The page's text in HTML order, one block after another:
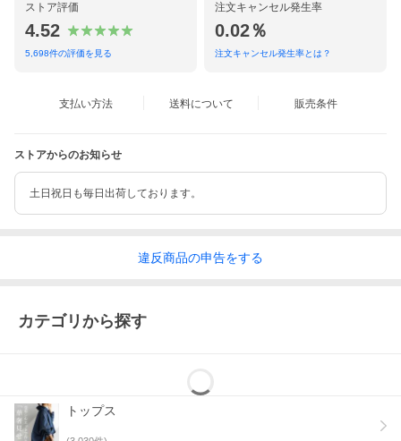
ストア評価
4.52
5,698件の評価を見る
注文キャンセル発生率
0.02％
注文キャンセル発生率とは？
支払い方法 送料について 販売条件
ストアからのお知らせ
土日祝日も毎日出荷しております。
違反商品の申告をする
カテゴリから探す
トップス